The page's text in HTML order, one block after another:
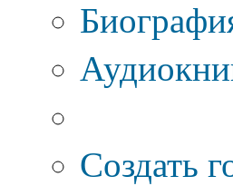
Создать